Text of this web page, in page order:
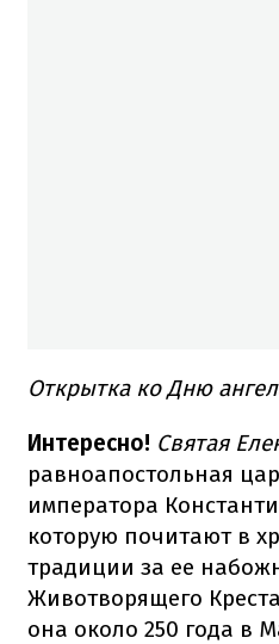
Открытка ко Дню
Интересно! Святая
равноапостольная
императора
которую почитают в
традиции за ее
Животворящего
она около 250 года в